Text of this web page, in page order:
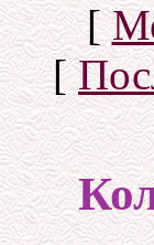
[
[